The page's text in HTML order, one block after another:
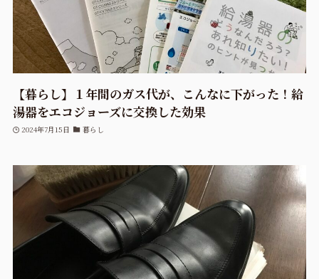
【暮らし】１年間のガス代が、こんなに下がった！給
湯器をエコジョーズに交換した効果
2024年7月15日 暮らし